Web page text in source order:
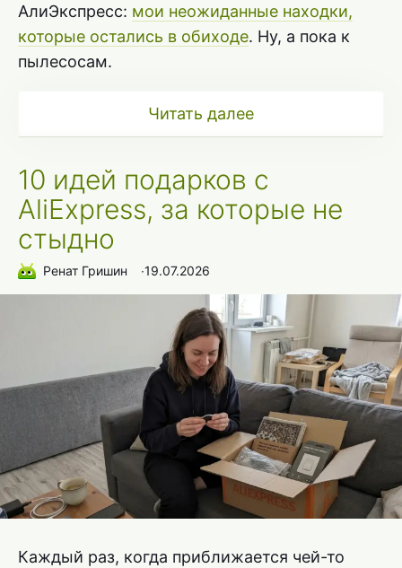
АлиЭкспресс: мои неожиданные находки,
которые остались в обиходе. Ну, а пока к
пылесосам.
Читать далее
10 идей подарков с
AliExpress, за которые не
стыдно
Ренат Гришин ∙19.07.2026
Каждый раз, когда приближается чей-то